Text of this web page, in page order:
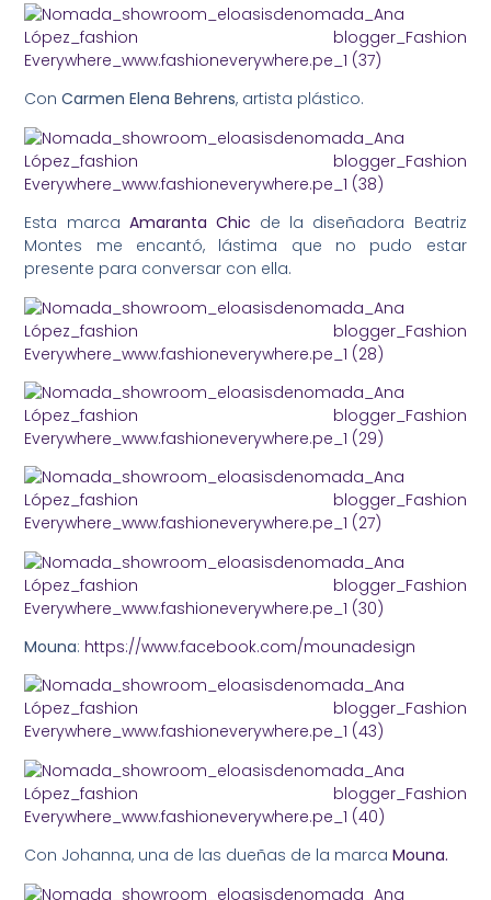
ConCarmen Elena Behrens, artista plástico.
Esta marca Amaranta Chic de la diseñadora Beatriz
Montes me encantó, lástima que no pudo estar
presente para conversar con ella.
Mouna: https://www.facebook.com/mounadesign
Con Johanna, una de las dueñas de la marcaMouna.